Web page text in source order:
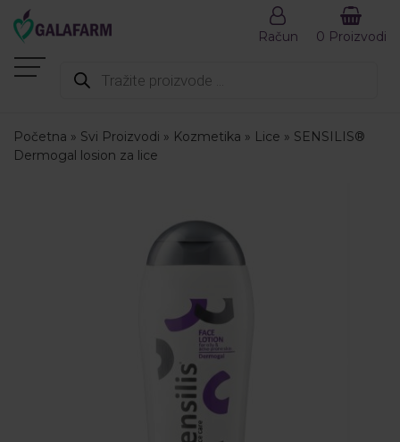
search
Račun 0 Proizvodi
Početna » Svi Proizvodi » Kozmetika » Lice » SENSILIS®
Dermogal losion za lice